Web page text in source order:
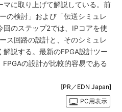
マに取り上げて解説している。前
の検討」および「伝送シミュレ
のステップ2では、IPコアを使
ス回路の設計と、そのシミュレ
説する。最新のFPGA設計ツー
の設計が比較的容易である
[PR／EDN Japan]
PC用表示